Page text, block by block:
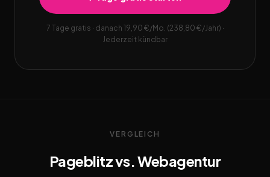
7 Tage gratis · danach 19,90 €/Mo. (238,80 €/Jahr) ·
Jederzeit kündbar
VERGLEICH
Pageblitz vs. Webagentur